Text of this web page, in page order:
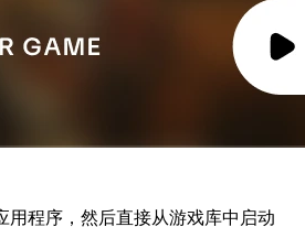
用程序，然后直接从游戏库中启动